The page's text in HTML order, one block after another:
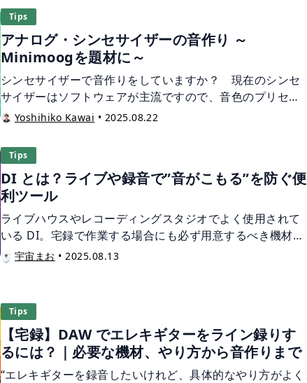
Tips
アナログ・シンセサイザーの音作り ～
Minimoogを題材に～
シンセサイザーで音作りをしていますか？ 現在のシンセ
サイザーはソフトウェアが主流ですので、音色のプリセッ
トを選ぶだけ、という人も多いかもしれません。GUI上に
りをすることができますが、実機を触ったことがないとイ
マイチやり方が分からない⋯⋯。でも心配はいりません。
実は、シンセサイザー、特にアナログ・シンセの音作りの
基本構造はとてもシンプルで、パーツごとの役割を理解す
れば、すぐに自分だけの音を作り出せるようになります。
Yoshihiko Kawai • 2025.08.22
Tips
DI とは？ライブや録音で”音がこもる”を防ぐ便
利ツール
ライブハウスやレコーディングスタジオでよく使用されて
いる DI。宅録で作業する場合にも必ず用意するべき機材な
のでしょうか？具体的な機能を理解して制作に活かしまし
宇宙まお •2025.08.13
Tips
【宅録】DAW でエレキギターをライン録りす
るには？｜必要な機材、やり方から音作りまで
“エレキギターを録音したいけれど、具体的なやり方がよく